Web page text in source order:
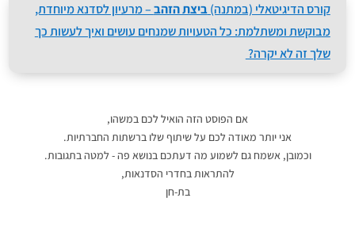
קורס הדיגיטאלי (במתנה)ביצת הזהב– מרעיון לסדנא מיוחדת,
מבוקשת ומשתלמת: כל הטעויות שמנחים עושים ואיך לעשות כך
שלך זה לא יקרה?
אם הפוסט הזה הואיל לכם במשהו,
אני יותר מאודה לכם על שיתוף שלו ברשתות החברתיות.
וכמובן, אשמח גם לשמוע מה דעתכם בנושא פה - למטה בתגובות.
להתראות בחדרי הסדנאות,
בת-חן